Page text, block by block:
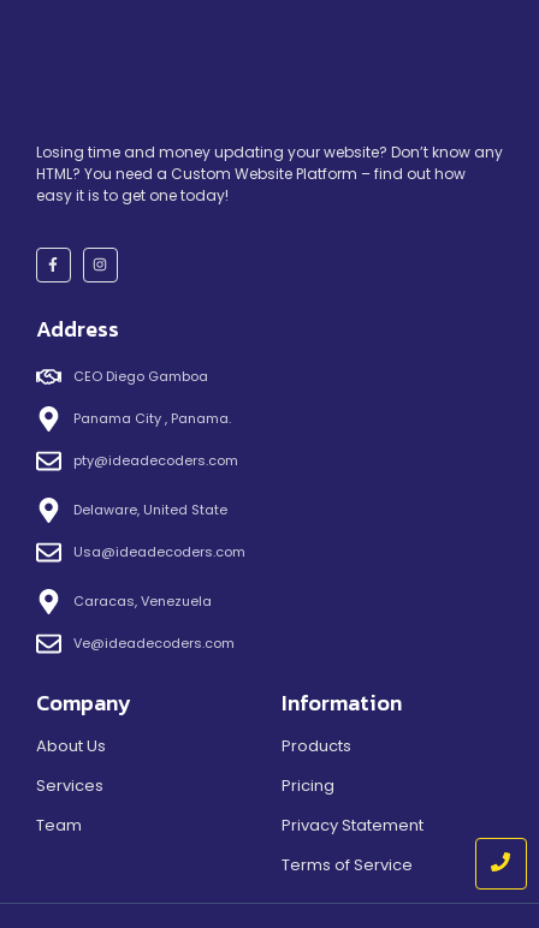
Losing time and money updating your website? Don’t know any
HTML? You need a Custom Website Platform – find out how
easy it is to get one today!
Address
CEO Diego Gamboa
Panama City , Panama.
pty@ideadecoders.com
Delaware, United State
Usa@ideadecoders.com
Caracas, Venezuela
Ve@ideadecoders.com
Company
About Us
Services
Team
Information
Products
Pricing
Privacy Statement
Terms of Service